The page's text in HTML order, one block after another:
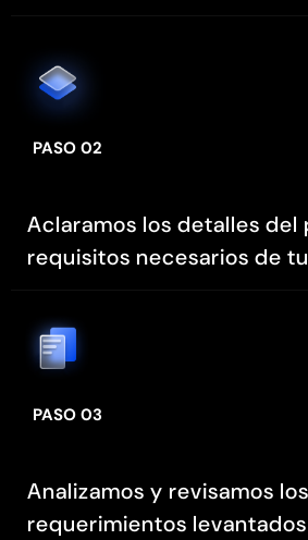
PASO 02
Aclaramos los detalles del
requisitos necesarios de
PASO 03
Analizamos y revisamos los
requerimientos